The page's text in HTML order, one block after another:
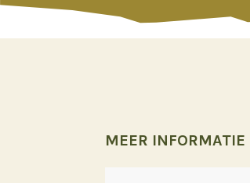
MEER INFORMATIE